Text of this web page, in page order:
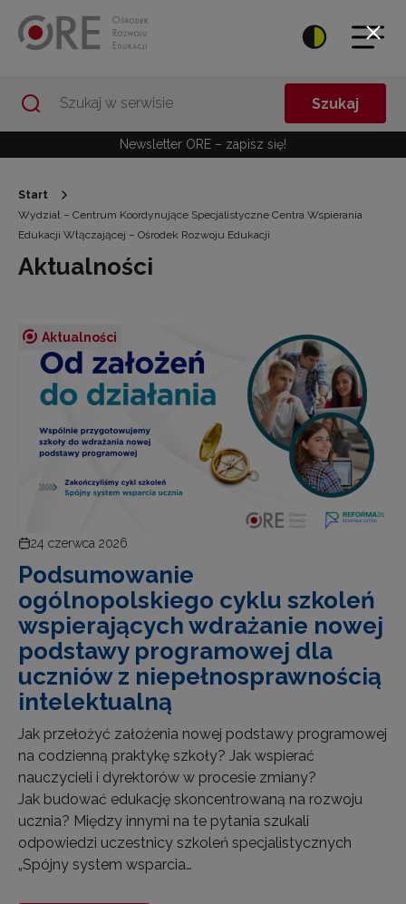
Szukaj
Newsletter ORE – zapisz się!
Start
Wydział – Centrum Koordynujące Specjalistyczne Centra Wspierania
Edukacji Włączającej – Ośrodek Rozwoju Edukacji
Aktualności
Aktualności
24 czerwca 2026
Podsumowanie
ogólnopolskiego cyklu szkoleń
wspierających wdrażanie nowej
podstawy programowej dla
uczniów z niepełnosprawnością
intelektualną
Jak przełożyć założenia nowej podstawy programowej
na codzienną praktykę szkoły? Jak wspierać
nauczycieli i dyrektorów w procesie zmiany?
Jak budować edukację skoncentrowaną na rozwoju
ucznia? Między innymi na te pytania szukali
odpowiedzi uczestnicy szkoleń specjalistycznych
„Spójny system wsparcia…